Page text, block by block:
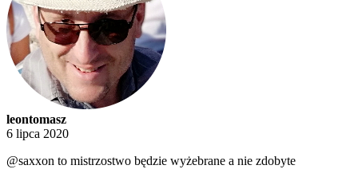
leontomasz
6 lipca 2020
@saxxon to mistrzostwo będzie wyżebrane a nie zdobyte